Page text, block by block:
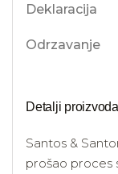
Deklaracija
Odrzavanje
Detalji proizvoda
Santos &
prošao proces